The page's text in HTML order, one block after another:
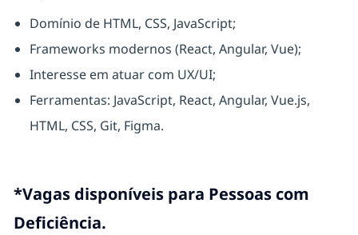
Domínio de HTML, CSS, JavaScript;
Frameworks modernos (React, Angular, Vue);
Interesse em atuar com UX/UI;
Ferramentas: JavaScript, React, Angular, Vue.js,
HTML, CSS, Git, Figma.
*Vagas disponíveis para Pessoas com
Deficiência.